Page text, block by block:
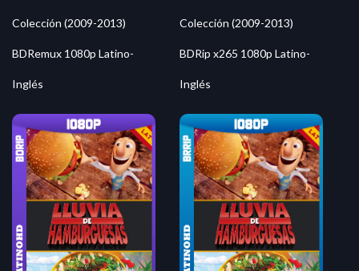
Colección (2009-2013)
BDRemux 1080p Latino-
Inglés
Colección (2009-2013)
BDRip x265 1080p Latino-
Inglés